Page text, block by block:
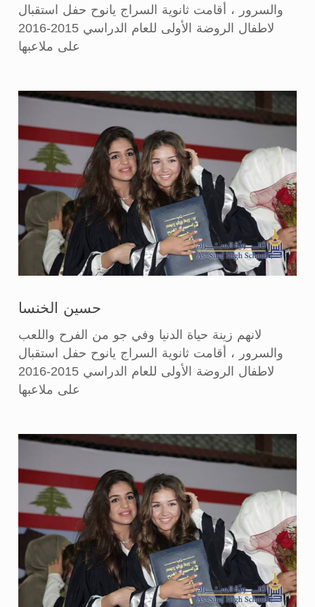
والسرور ، أقامت ثانوية السراج يانوح حفل استقبال
لاطفال الروضة الأولى للعام الدراسي 2015-2016
على ملاعبها
حسين الخنسا
لانهم زينة حياة الدنيا وفي جو من الفرح واللعب
والسرور ، أقامت ثانوية السراج يانوح حفل استقبال
لاطفال الروضة الأولى للعام الدراسي 2015-2016
على ملاعبها